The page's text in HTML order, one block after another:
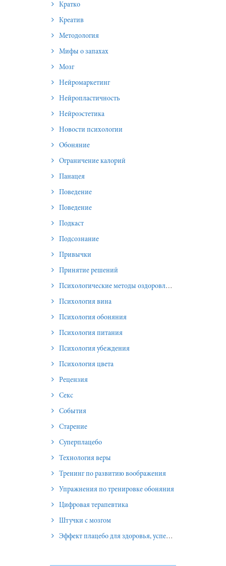
Кратко
Креатив
Методология
Мифы о запахах
Мозг
Нейромаркетинг
Нейропластичность
Нейроэстетика
Новости психологии
Обоняние
Ограничение калорий
Панацея
Поведение
Поведение
Подкаст
Подсознание
Привычки
Принятие решений
Психологические методы оздоровления и омоложения
Психология вина
Психология обоняния
Психология питания
Психология убеждения
Психология цвета
Рецензия
Секс
События
Старение
Суперплацебо
Технология веры
Тренинг по развитию воображения
Упражнения по тренировке обоняния
Цифровая терапевтика
Штучки с мозгом
Эффект плацебо для здоровья, успеха и отношений